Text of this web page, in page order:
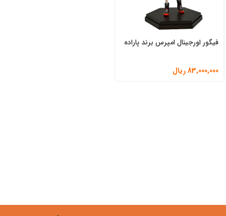
فیگور اورجینال امپرس برند پاراده
83,000,000ریال